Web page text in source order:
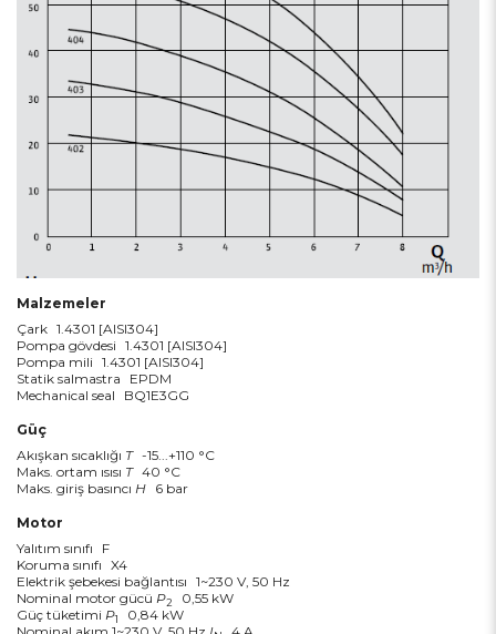
Malzemeler
Çark 1.4301 [AISI304]
Pompa gövdesi 1.4301 [AISI304]
Pompa mili 1.4301 [AISI304]
Statik salmastra
EPDM
Mechanical seal
BQ1E3GG
Güç
Akışkan sıcaklığı T -15...+110 °C
Maks. ortam ısısı T 40 °C
Maks. giriş basıncı H 6 bar
Motor
Yalıtım sınıfı
F
Koruma sınıfı X4
Elektrik şebekesi bağlantısı 1~230 V, 50 Hz
Nominal motor gücü P2
0,55 kW
Güç tüketimi P1
0,84 kW